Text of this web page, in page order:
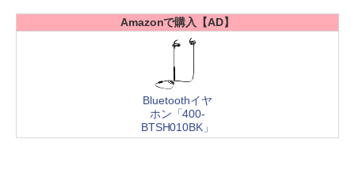
Amazonで購入【AD】
Bluetoothイヤ
ホン「400-
BTSH010BK」